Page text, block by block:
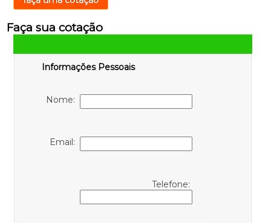
Faça sua cotação
Informações Pessoais
Nome:
Email:
Telefone: